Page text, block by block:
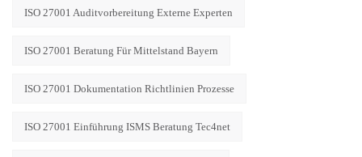
ISO 27001 Auditvorbereitung Externe Experten
ISO 27001 Beratung Für Mittelstand Bayern
ISO 27001 Dokumentation Richtlinien Prozesse
ISO 27001 Einführung ISMS Beratung Tec4net